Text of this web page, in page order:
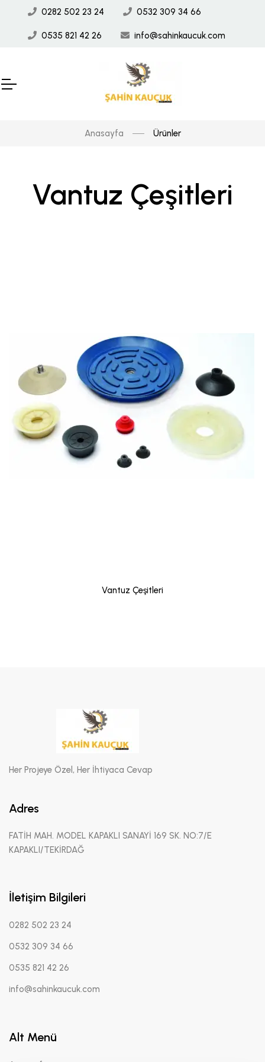
0282 502 23 24 0532 309 34 66
0535 821 42 26 info@sahinkaucuk.com
Anasayfa Ürünler
Vantuz Çeşitleri
Vantuz Çeşitleri
Her Projeye Özel, Her İhtiyaca Cevap
Adres
FATİH MAH. MODEL KAPAKLI SANAYİ 169 SK. NO:7/E
KAPAKLI/TEKİRDAĞ
İletişim Bilgileri
0282 502 23 24
0532 309 34 66
0535 821 42 26
info@sahinkaucuk.com
Alt Menü